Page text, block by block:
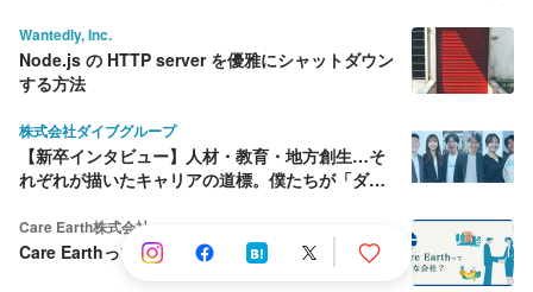
Wantedly, Inc.
Node.js の HTTP server を優雅にシャットダウン
する方法
株式会社ダイブグループ
【新卒インタビュー】人材・教育・地方創生…そ
れぞれが描いたキャリアの道標。僕たちが「ダイ
Care Earth株式会社
Care Earthって何をしている会社？